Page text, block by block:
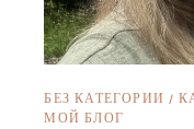
БЕЗ КАТЕГОРИИ /
МОЙ БЛОГ